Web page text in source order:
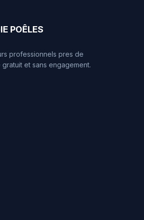
POÊLES
professionnels pres de
et sans engagement.